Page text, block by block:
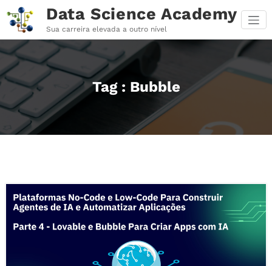
para
conteúdo
Data Science Academy
Sua carreira elevada a outro nível
Tag : Bubble